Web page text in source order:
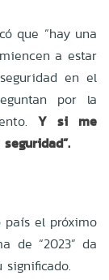
que “hay una
a estar
en el
por la
Y si me
país el próximo
de “2023” da